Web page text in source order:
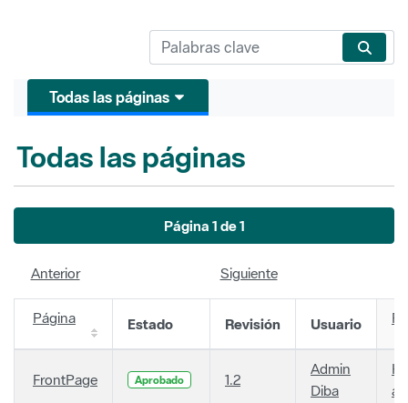
Todas las páginas
Todas las páginas
Página 1 de 1
Anterior Siguiente
Página Estado Revisión Usuario
FrontPage Aprobado 1.2
Admin
Diba